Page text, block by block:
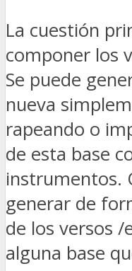
La cuestión
componer los
Se puede
nueva
rapeando o
de esta base
instrumentos.
generar de
de los versos
alguna base